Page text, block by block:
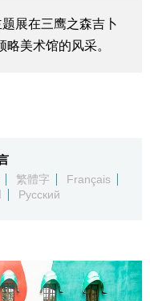
展在三鹰之森吉卜
美术馆的风采。
繁體字
Français
Русский